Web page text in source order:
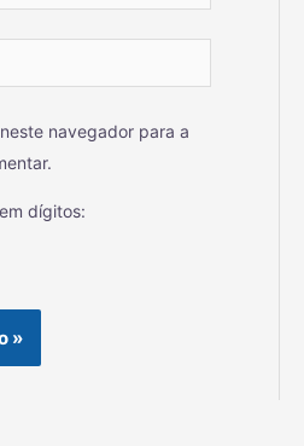
navegador para a
dígitos: